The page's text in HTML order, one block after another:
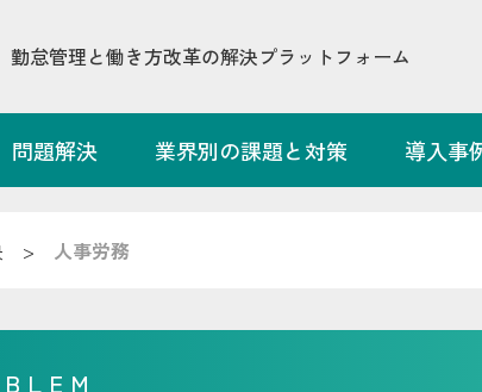
勤怠管理と働き方改革の解決プラットフォーム
問題解決 業界別の課題と対策 導入事
> 人事労務